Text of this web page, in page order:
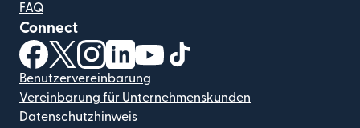
FAQ
Connect
(wird in einem neuen Fenster geöffnet)
(wird in einem neuen Fenster geöffnet)
(wird in einem neuen Fenster geöffnet)
(wird in einem neuen Fenster geöffnet)
(wird in einem neuen Fenster
Benutzervereinbarung
Vereinbarung für Unternehmenskunden
Datenschutzhinweis